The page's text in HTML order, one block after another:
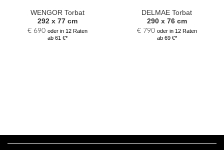
Auswahl
hinzufügen
WENGOR Torbat
292 x 77 cm
€690 oder in 12 Raten
ab 61 €*
Auswahl
hinzufügen
DELMAE Torbat
290 x 76 cm
€790 oder in 12 Raten
ab 69 €*